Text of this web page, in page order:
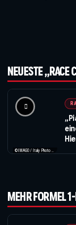
NEUESTE „RACE
©IMAGO / Italy Photo Press / XPB Images
MEHR FORMEL